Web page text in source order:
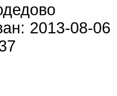
2013-08-06